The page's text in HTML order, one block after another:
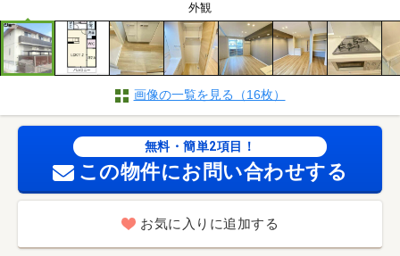
外観
画像の一覧を見る（16枚）
無料・簡単2項目！
この物件にお問い合わせする
お気に入りに追加する